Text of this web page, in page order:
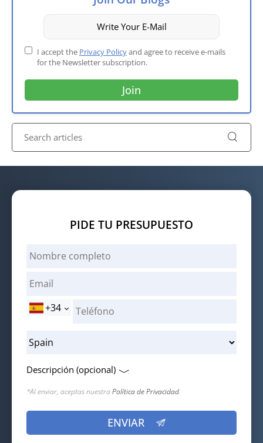
I accept the Privacy Policyand agree to receive e-mails
for the Newsletter subscription.
PIDE TU PRESUPUESTO
+34
Descripción (opcional)
*Al enviar, aceptas nuestraPolítica de Privacidad.